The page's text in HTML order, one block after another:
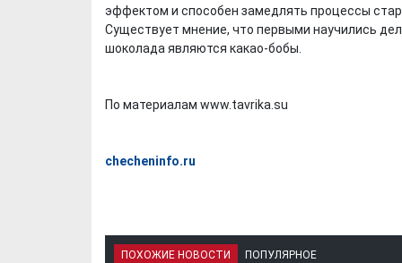
эффектом и способен замедлять процессы
Существует мнение, что первыми научились
шоколада являются какао-бобы.
По материалам www.tavrika.su
checheninfo.ru
ПОХОЖИЕ НОВОСТИ ПОПУЛЯРНОЕ